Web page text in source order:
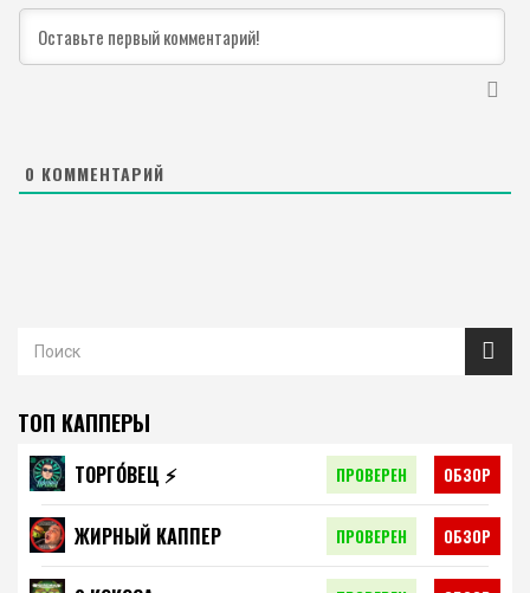
0 КОММЕНТАРИЙ
ТОП КАППЕРЫ
ТОРГО́ВЕЦ ⚡️ ПРОВЕРЕН ОБЗОР
ЖИРНЫЙ КАППЕР ПРОВЕРЕН ОБЗОР